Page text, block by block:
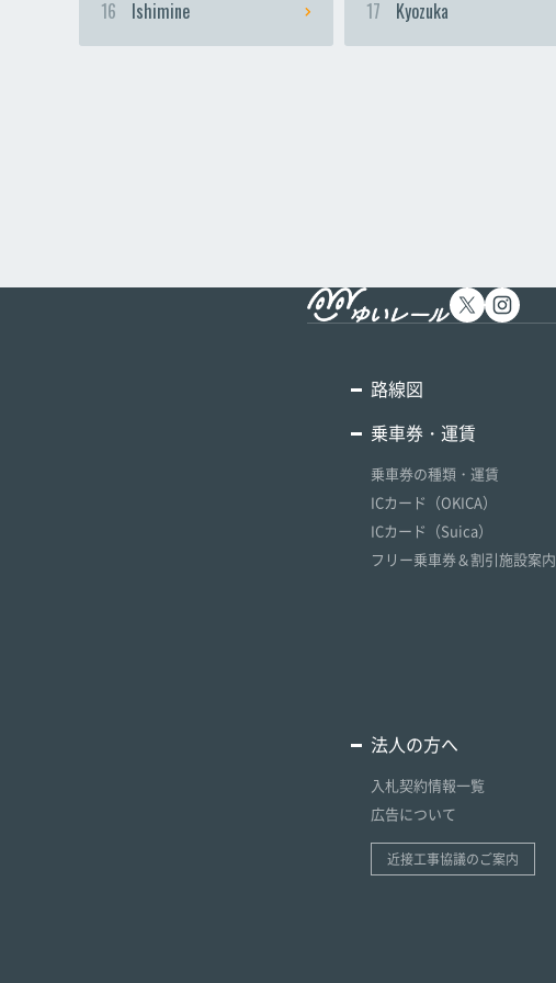
16 Ishimine 17 Kyozuka
路線図
乗車券・運賃
乗車券の種類・運賃
ICカード（OKICA）
ICカード（Suica）
フリー乗車券＆割引施設案内
法人の方へ
入札契約情報一覧
広告について
近接工事協議のご案内